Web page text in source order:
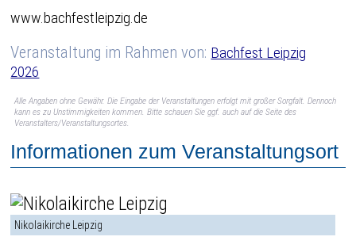
www.bachfestleipzig.de
Veranstaltung im Rahmen von: Bachfest Leipzig
2026
Alle Angaben ohne Gewähr. Die Eingabe der Veranstaltungen erfolgt mit großer Sorgfalt. Dennoch
kann es zu Unstimmigkeiten kommen. Bitte schauen Sie ggf. auch auf die Seite des
Veranstalters/Veranstaltungsortes.
Informationen zum Veranstaltungsort
Nikolaikirche Leipzig